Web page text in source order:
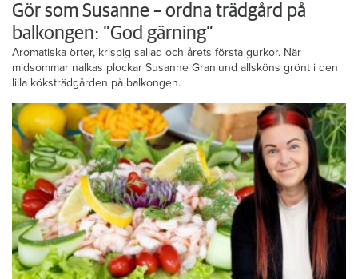
Gör som Susanne – ordna trädgård på
balkongen: ”God gärning”
Aromatiska örter, krispig sallad och årets första gurkor. När
midsommar nalkas plockar Susanne Granlund allsköns grönt i den
lilla köksträdgården på balkongen.